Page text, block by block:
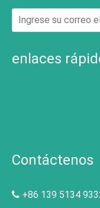
enlaces
Contáctenos
 +86 139 5134